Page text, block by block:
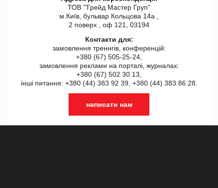
ТОВ "Tрейд Мастер Груп"
м.Київ, бульвар Кольцова 14а ,
2 поверх , оф 121, 03194
Контакти для:
замовлення треннгів, конференцій:
+380 (67) 505-25-24,
замовлення реклами на порталі, журналах:
+380 (67) 502 30 13,
інші питання: +380 (44) 383 92 39, +380 (44) 383 86 28.
написати нам